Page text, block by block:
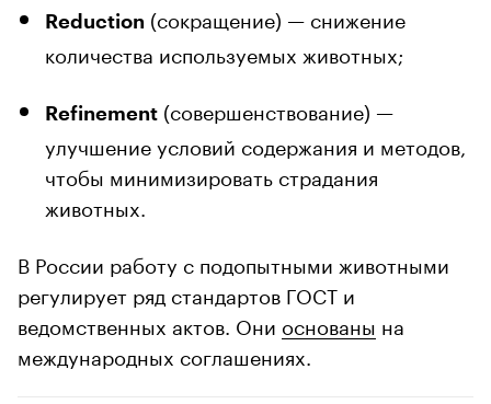
Reduction (сокращение) — снижение
количества используемых животных;
Refinement (совершенствование) —
улучшение условий содержания и методов,
чтобы минимизировать страдания
животных.
В России работу с подопытными животными
регулирует ряд стандартов ГОСТ и
ведомственных актов. Они основаны на
международных соглашениях.